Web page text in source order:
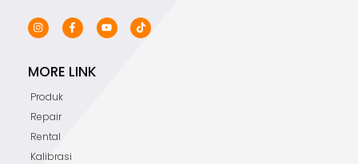
MORE LINK
Produk
Repair
Rental
Kalibrasi